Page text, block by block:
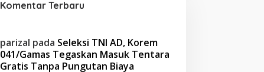
Komentar Terbaru
parizal pada Seleksi TNI AD, Korem
041/Gamas Tegaskan Masuk Tentara
Gratis Tanpa Pungutan Biaya